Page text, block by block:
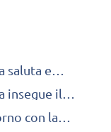
saluta e
insegue il
con la